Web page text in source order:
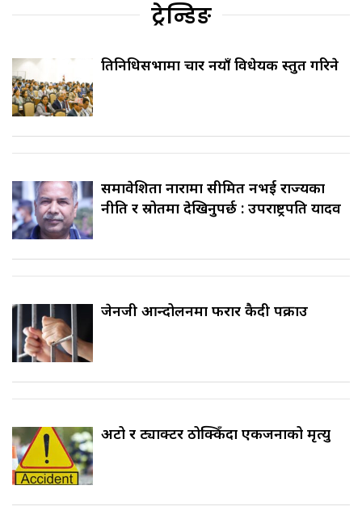
ट्रेन्डिङ
प्रतिनिधिसभामा चार नयाँ विधेयक प्रस्तुत गरिने
समावेशिता नारामा सीमित नभई राज्यका
नीति र स्रोतमा देखिनुपर्छ : उपराष्ट्रपति यादव
जेनजी आन्दोलनमा फरार कैदी पक्राउ
अटो र ट्याक्टर ठोक्किँदा एकजनाको मृत्यु